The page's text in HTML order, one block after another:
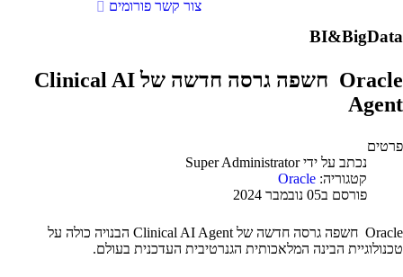
צור קשר פורומים
BI&BigData
Oracle חשפה גרסה חדשה של Clinical AI
Agent
פרטים
נכתב על ידיSuper Administrator
קטגוריה: Oracle
פורסם ב05 נובמבר 2024
Oracle חשפה גרסה חדשה של Clinical AI Agent הבנויה כולה על
טכנולוגיית הבינה המלאכותית הגנרטיבית העדכנית בעולם.